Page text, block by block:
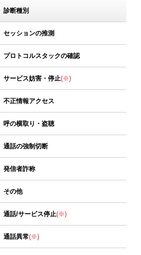
診断種別
セッションの推測
プロトコルスタックの確認
サービス妨害・停止(※)
不正情報アクセス
呼の横取り・盗聴
通話の強制切断
発信者詐称
その他
通話/サービス停止(※)
通話異常(※)